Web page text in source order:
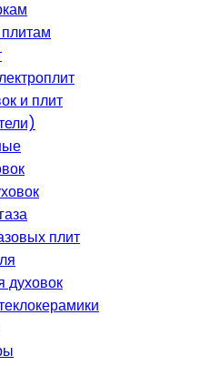
и плит
плит
духовок